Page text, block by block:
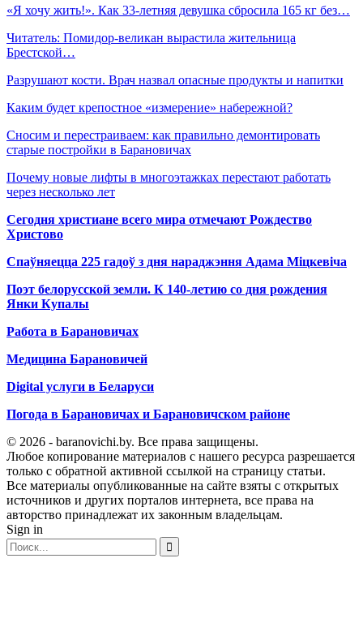
«Я хочу жить!». Как 33-летняя девушка сбросила 165 кг без…
Читатель: Помидор-великан вырастила жительница
Брестской…
Разрушают кости. Врач назвал опасные продукты и напитки
Каким будет крепостное «измерение» набережной?
Сносим и перестраиваем: как правильно демонтировать
старые постройки в Барановичах
Почему новые лифты в многоэтажках перестают работать
через несколько лет
Сегодня христиане всего мира отмечают Рождество
Христово
Спаўняецца 225 гадоў з дня нараджэння Адама Міцкевіча
Поэт белорусской земли. К 140-летию со дня рождения
Янки Купалы
Работа в Барановичах
Медицина Барановичей
Digital услуги в Беларуси
Погода в Барановичах и Барановичском районе
© 2026 - baranovichi.by. Все права защищены.
Любое копирование материалов с нашего ресурса разрешается
только с обратной активной ссылкой на страницу статьи.
Все материалы опубликованные на сайте взяты с открытых
источников и других порталов интернета, все права на
авторство принадлежат их законным владельцам.
Sign in